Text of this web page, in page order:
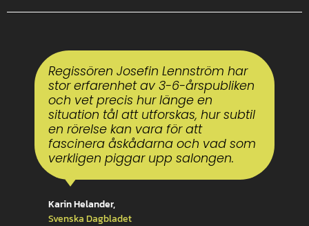
Regissören Josefin Lennström har
stor erfarenhet av 3-6-årspubliken
och vet precis hur länge en
situation tål att utforskas, hur subtil
en rörelse kan vara för att
fascinera åskådarna och vad som
verkligen piggar upp salongen.
Karin Helander,
Svenska Dagbladet